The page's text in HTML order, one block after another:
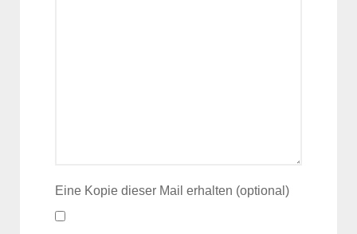
Eine Kopie dieser Mail erhalten (optional)